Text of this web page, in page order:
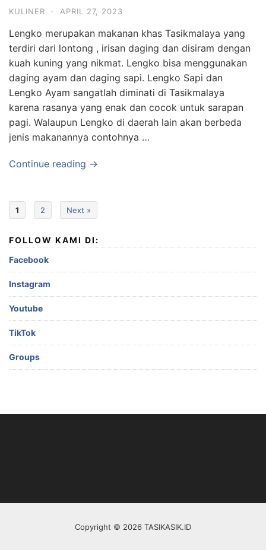
KULINER · APRIL 27, 2023
Lengko merupakan makanan khas Tasikmalaya yang
terdiri dari lontong , irisan daging dan disiram dengan
kuah kuning yang nikmat. Lengko bisa menggunakan
daging ayam dan daging sapi. Lengko Sapi dan
Lengko Ayam sangatlah diminati di Tasikmalaya
karena rasanya yang enak dan cocok untuk sarapan
pagi. Walaupun Lengko di daerah lain akan berbeda
jenis makanannya contohnya …
Continue reading →
1 2 Next »
FOLLOW KAMI DI:
Facebook
Instagram
Youtube
TikTok
Groups
Copyright © 2026 TASIKASIK.ID